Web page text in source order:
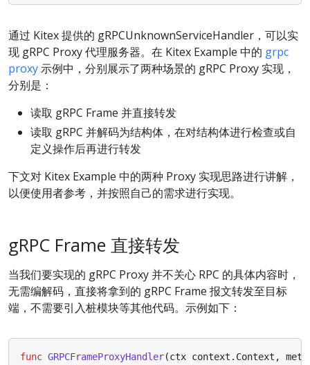
通过 Kitex 提供的 gRPCUnknownServiceHandler，可以实
现 gRPC Proxy 代理服务器。在 Kitex Example 中的 grpc
proxy示例中，分别展示了两种场景的 gRPC Proxy 实现，
分别是：
读取 gRPC Frame 并直接转发
读取 gRPC 并解码为结构体，在对结构体进行检查或自
定义操作后再进行转发
下文对 Kitex Example 中的两种 Proxy 实现思路进行讲解，
以便使用者参考，并按照自己的需求进行实现。
gRPC Frame 直接转发
当我们要实现的 gRPC Proxy 并不关心 RPC 的具体内容时，
无需编解码，直接将拿到的 gRPC Frame 报文转发至目标
端，不需要引入桩模块等其他代码。示例如下：
func GRPCFrameProxyHandler(ctx context . Context ,